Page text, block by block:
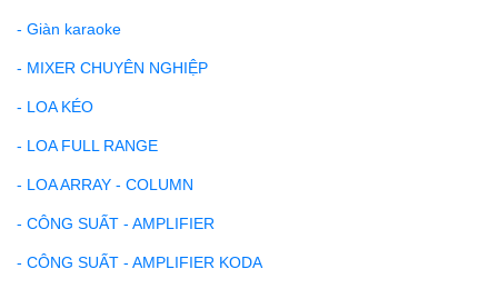
- Giàn karaoke
- MIXER CHUYÊN NGHIỆP
- LOA KÉO
- LOA FULL RANGE
- LOA ARRAY - COLUMN
- CÔNG SUẤT - AMPLIFIER
- CÔNG SUẤT - AMPLIFIER KODA